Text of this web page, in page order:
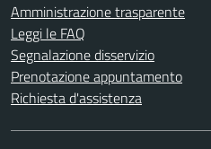
Amministrazione trasparente
Leggi le FAQ
Segnalazione disservizio
Prenotazione appuntamento
Richiesta d'assistenza